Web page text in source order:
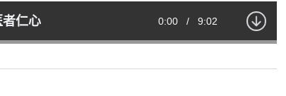
者仁心 Current
0:00 / Duration
9:02